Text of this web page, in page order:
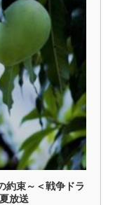
約束～＜戦争ドラ
放送